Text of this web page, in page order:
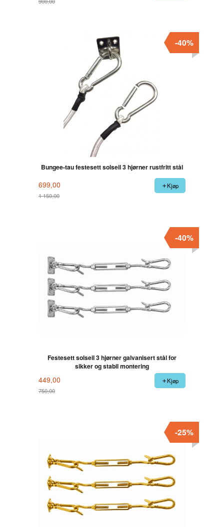
Bungee-tau festesett solseil 3 hjørner rustfritt stål
699,00
1 150,00
-40%
Kjøp
Festesett solseil 3 hjørner galvanisert stål for
sikker og stabil montering
449,00
750,00
-40%
Kjøp
-25%